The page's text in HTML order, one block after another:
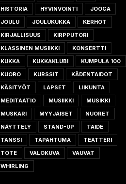
HISTORIA
HYVINVOINTI
JOOGA
JOULU
JOULUKUKKA
KERHOT
KIRJALLISUUS
KIRPPUTORI
KLASSINEN MUSIIKKI
KONSERTTI
KUKKA
KUKKAKLUBI
KUMPULA 100
KUORO
KURSSIT
KÄDENTAIDOT
KÄSITYÖT
LAPSET
LIIKUNTA
MEDITAATIO
MUSIIKKI
MUSIKKI
MUSKARI
MYYJÄISET
NUORET
NÄYTTELY
STAND-UP
TAIDE
TANSSI
TAPAHTUMA
TEATTERI
TOTE
VALOKUVA
VAUVAT
WHIRLING